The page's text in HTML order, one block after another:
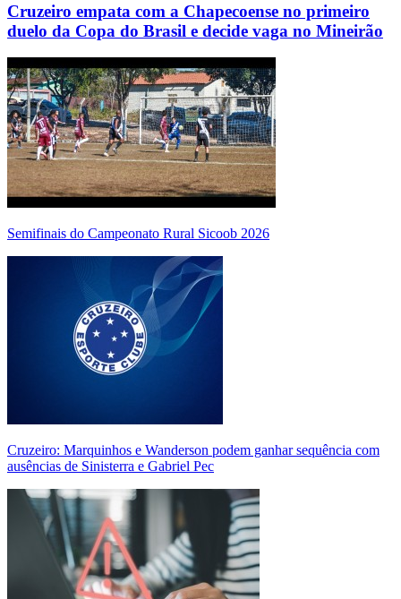
Cruzeiro empata com a Chapecoense no primeiro
duelo da Copa do Brasil e decide vaga no Mineirão
Semifinais do Campeonato Rural Sicoob 2026
Cruzeiro: Marquinhos e Wanderson podem ganhar sequência com
ausências de Sinisterra e Gabriel Pec